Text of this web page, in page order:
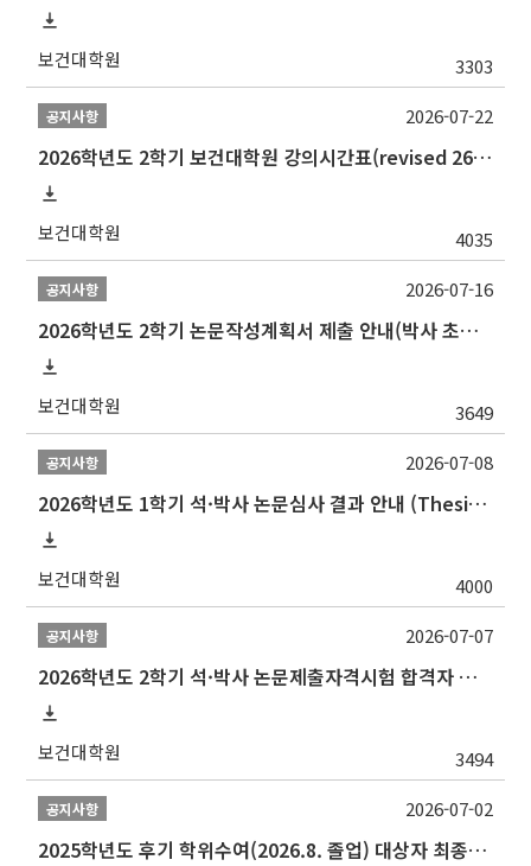
보건대학원 3303
공지사항
2026학년도 2학기 보건대학원 강의시간표(revised 260803)(2026 2nd SEMESTER SNU GSPH TIMETABLE)
보건대학원 4035
2026-07-22
공지사항
2026학년도 2학기 논문작성계획서 제출 안내(박사 초심 일정 포함)_Thesis Proposal
보건대학원 3649
2026-07-16
공지사항
2026학년도 1학기 석·박사 논문심사 결과 안내 (Thesis Defense Result)
보건대학원 4000
2026-07-08
공지사항
2026학년도 2학기 석·박사 논문제출자격시험 합격자 공고(TSQ Exam Result)
보건대학원 3494
2026-07-07
공지사항
2025학년도 후기 학위수여(2026.8. 졸업) 대상자 최종인준 논문 제출 안내
2026-07-02